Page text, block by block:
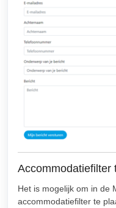
Accommodatiefilter
Het is mogelijk om in de
accommodatiefilter te